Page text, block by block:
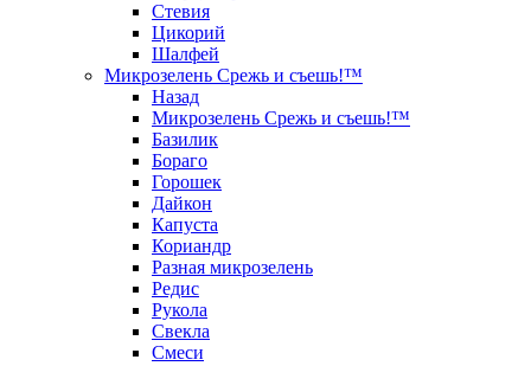
Стевия
Цикорий
Шалфей
Микрозелень Срежь и съешь!™
Назад
Микрозелень Срежь и съешь!™
Базилик
Бораго
Горошек
Дайкон
Капуста
Кориандр
Разная микрозелень
Редис
Рукола
Свекла
Смеси